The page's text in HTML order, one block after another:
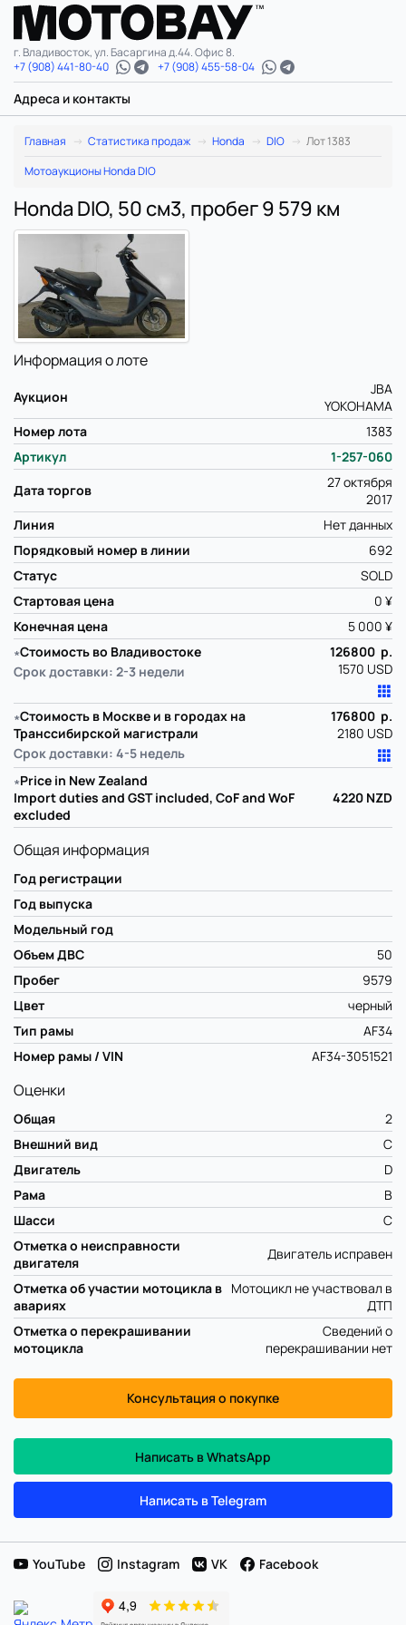
г. Владивосток, ул. Басаргина д.44. Офис 8.
+7 (908) 441-80-40
+7 (908) 455-58-04
Адреса и контакты
Главная Статистика продаж Honda DIO
Лот 1383
Мотоаукционы Honda DIO
Honda DIO, 50 см3, пробег 9 579 км
Информация о лоте
Аукцион
JBA
YOKOHAMA
Номер лота
1383
Артикул
1-257-060
Дата торгов
27 октября
2017
Линия
Нет данных
Порядковый номер в линии
692
Статус
SOLD
Стартовая цена
0 ¥
Конечная цена
5 000 ¥
∗Стоимость во Владивостоке
Срок доставки: 2-3 недели
126800 р.
1570 USD
∗Стоимость в Москве и в городах на
Транссибирской магистрали
Срок доставки: 4-5 недель
176800 р.
2180 USD
∗Price in New Zealand
Import duties and GST included, CoF and WoF
excluded
4220 NZD
Общая информация
Год регистрации
Год выпуска
Модельный год
Объем ДВС
50
Пробег
9579
Цвет
черный
Тип рамы
AF34
Номер рамы / VIN
AF34-3051521
Оценки
Общая
2
Внешний вид
C
Двигатель
D
Рама
B
Шасси
C
Отметка о неисправности
двигателя
Двигатель исправен
Отметка об участии мотоцикла в
авариях
Мотоцикл не участвовал в
ДТП
Отметка о перекрашивании
мотоцикла
Сведений о
перекрашивании нет
Консультация о покупке
Написать в WhatsApp
Написать в Telegram
YouTube Instagram VK Facebook